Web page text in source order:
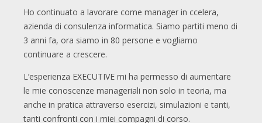
Ho continuato a lavorare come manager in ccelera,
azienda di consulenza informatica. Siamo partiti meno di
3 anni fa, ora siamo in 80 persone e vogliamo
continuare a crescere.
L’esperienza EXECUTIVE mi ha permesso di aumentare
le mie conoscenze manageriali non solo in teoria, ma
anche in pratica attraverso esercizi, simulazioni e tanti,
tanti confronti con i miei compagni di corso.